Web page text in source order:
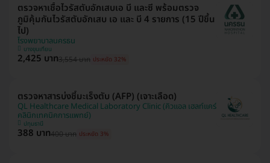
ตรวจหาเชื้อไวรัสตับอักเสบเอ บี และซี พร้อมตรวจ
ภูมิคุ้มกันไวรัสตับอักเสบ เอ และ บี 4 รายการ (15 ปีขึ้น
ไป)
โรงพยาบาลนครธน
บางขุนเทียน
2,425 บาท3,554 บาท ประหยัด 32%
ตรวจหาสารบ่งชี้มะเร็งตับ (AFP) (เจาะเลือด)
QL Healthcare Medical Laboratory Clinic (คิวแอล เฮลท์แคร์
คลินิกเทคนิคการแพทย์)
ปทุมธานี
388 บาท400 บาท ประหยัด 3%